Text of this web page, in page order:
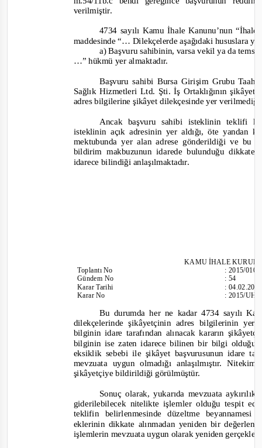
verilmiştir.
4734 sayılı Kamu İhale Kanunu’nun
maddesinde“… Dilekçelerde aşağıdaki hususlara
a) Başvuru sahibinin, varsa vekil ya da
…”hükmü yer almaktadır.
Başvuru sahibi Bursa Girişim Grubu
Sağlık Hizmetleri Ltd. Şti. İş Ortaklığının
adres bilgilerine şikâyet dilekçesinde yer
Ancak başvuru sahibi isteklinin teklifi
isteklinin açık adresinin yer aldığı, öte yandan
mektubunda yer alan adrese gönderildiği ve
bildirim makbuzunun idarede bulunduğu
idarece bilindiği anlaşılmaktadır.
KAMU İHALE
ToplantıNo
Gündem No
Karar Tarihi
Karar No
:2015/010
:54
:
:2015/
Bu durumdaher ne kadar 4734 sayılı
dilekçelerinde şikâyetçinin adres bilgilerinin
bilginin idare tarafından alınacak kararın
bilginin ise zaten idarece bilinen bir bilgi olduğu
eksiklik sebebi ile şikâyet başvurusunun idare
mevzuata uygun olmadığı anlaşılmıştır.
şikâyetçiye bildirildiği görülmüştür.
Sonuç olarak, yukarıda mevzuata
giderilebilecek nitelikte işlemler olduğu tespit
teklifin belirlenmesinde düzeltme
eklerinin dikkate alınmadan yeniden bir
işlemlerin mevzuata uygun olarak yeniden